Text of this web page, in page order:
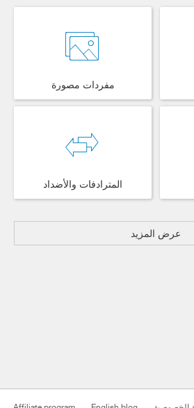
مفردات مصورة
المترادفات والأضداد
عرض المزيد